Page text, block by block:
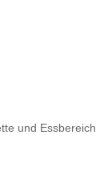
und Essbereich